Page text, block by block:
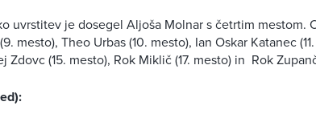
uvrstitev je dosegel Aljoša Molnar s četrtim mestom.
mesto), Theo Urbas (10. mesto), Ian Oskar Katanec
Zdovc (15. mesto), Rok Miklič (17. mesto) in Rok